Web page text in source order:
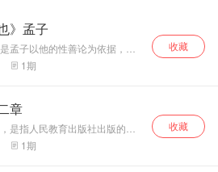
官方所用；第三
展示喇叭、唢呐
用途的另一面：为
害军民，即在为官
肆意侵害军民的利
，让老百姓一听
喇叭、唢呐之声
就不寒而栗，胆战
心惊；最后一层写
以“秋声”为引子，
抒发草木被风摧折
的悲凉，延及更容
形”，也是作者自己
对人生不易的体
悟。全文立意新
》孟子
孟子以他的性善论为依据，对
入讨论的一篇代表作。强调“正
要，主张舍生取义。孟子性善，
的修养及教育，不做有悖礼仪
思想，认为是中华民族传统道
响深远的事。
1期
收藏
章
是指人民教育出版社出版的
为教育部组织编写的教材“部编
三制七年级上册和五四制七年级
1期
收藏